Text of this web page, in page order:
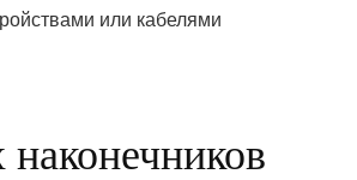
или кабелями